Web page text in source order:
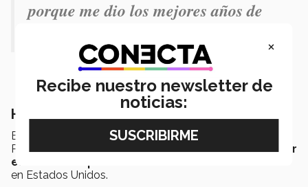
porque me dio los mejores años de
Hacia el empoderamiento latino
En 2021 el regiomontano llegó a Association of Latino
Professionals For America con el propósito de
impulsar
el desarrollo profesional de la comunidad latina
en Estados Unidos.
×
Recibe nuestro newsletter de
noticias: